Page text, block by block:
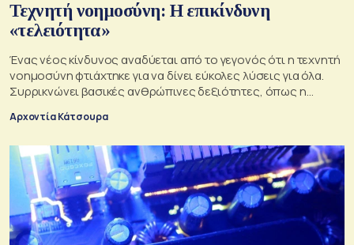
Τεχνητή νοημοσύνη: Η επικίνδυνη
«τελειότητα»
Ένας νέος κίνδυνος αναδύεται από το γεγονός ότι η τεχνητή
νοημοσύνη φτιάχτηκε για να δίνει εύκολες λύσεις για όλα.
Συρρικνώνει βασικές ανθρώπινες δεξιότητες, όπως η
Αρχοντία Κάτσουρα